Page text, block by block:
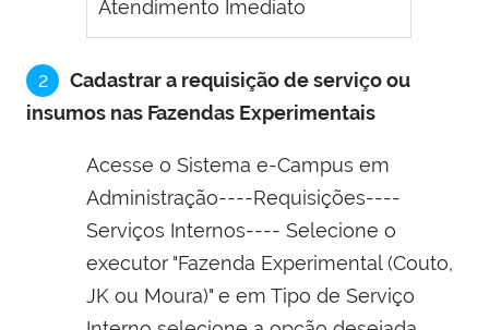
Atendimento Imediato
2
Cadastrar a requisição de serviço ou
insumos nas Fazendas Experimentais
Acesse o Sistema e-Campus em
Administração----Requisições----
Serviços Internos---- Selecione o
executor "Fazenda Experimental (Couto,
JK ou Moura)" e em Tipo de Serviço